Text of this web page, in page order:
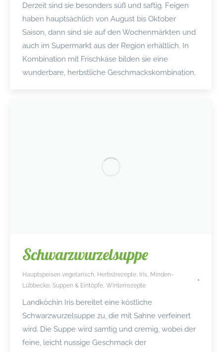
Derzeit sind sie besonders süß und saftig. Feigen
haben hauptsächlich von August bis Oktober
Saison, dann sind sie auf den Wochenmärkten und
auch im Supermarkt aus der Region erhältlich. In
Kombination mit Frischkäse bilden sie eine
wunderbare, herbstliche Geschmackskombination.
Schwarzwurzelsuppe
Hauptspeisen vegetarisch Herbstrezepte Iris Minden-
Lübbecke Suppen & Eintöpfe Winterrezepte
Landköchin Iris bereitet eine köstliche
Schwarzwurzelsuppe zu, die mit Sahne verfeinert
wird. Die Suppe wird samtig und cremig, wobei der
feine, leicht nussige Geschmack der